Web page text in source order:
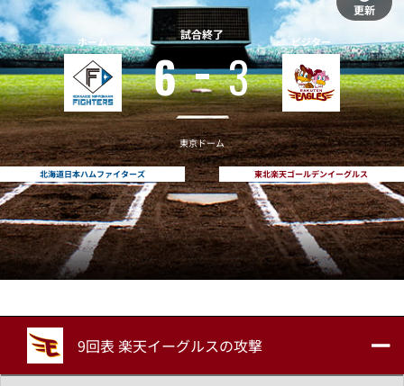
更新
ホーム
北海道日本ハムファイターズ
試合終了
6 3
東京ドーム
ビジター
東北楽天ゴールデンイーグルス
9回表 楽天イーグルスの攻撃